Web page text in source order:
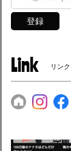
登録
Link リンク